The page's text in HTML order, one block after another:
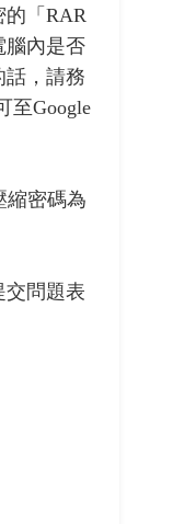
的「RAR
腦內是否
話，請務
至Google
縮密碼為
交問題表